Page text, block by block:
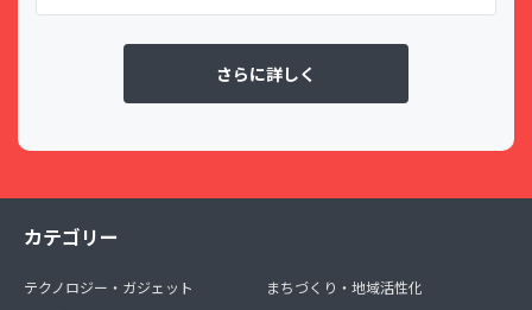
さらに詳しく
カテゴリー
テクノロジー・ガジェット
まちづくり・地域活性化